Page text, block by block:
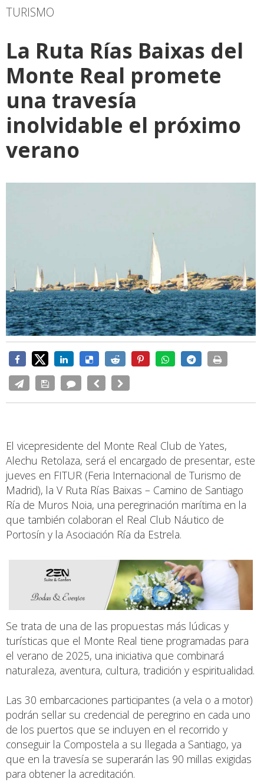
TURISMO
La Ruta Rías Baixas del
Monte Real promete
una travesía
inolvidable el próximo
verano
El vicepresidente del Monte Real Club de Yates,
Alechu Retolaza, será el encargado de presentar, este
jueves en FITUR (Feria Internacional de Turismo de
Madrid), la V Ruta Rías Baixas – Camino de Santiago
Ría de Muros Noia, una peregrinación marítima en la
que también colaboran el Real Club Náutico de
Portosín y la Asociación Ría da Estrela.
Se trata de una de las propuestas más lúdicas y
turísticas que el Monte Real tiene programadas para
el verano de 2025, una iniciativa que combinará
naturaleza, aventura, cultura, tradición y espiritualidad.
Las 30 embarcaciones participantes (a vela o a motor)
podrán sellar su credencial de peregrino en cada uno
de los puertos que se incluyen en el recorrido y
conseguir la Compostela a su llegada a Santiago, ya
que en la travesía se superarán las 90 millas exigidas
para obtener la acreditación.